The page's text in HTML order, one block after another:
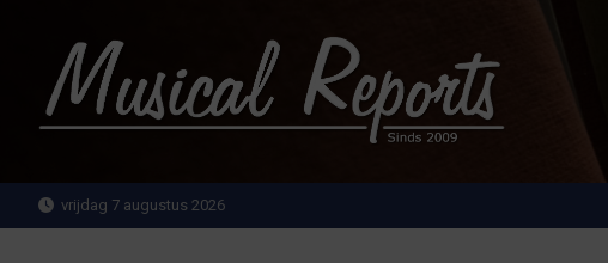
inhoud
MusicalReports.nl
vrijdag 7 augustus 2026